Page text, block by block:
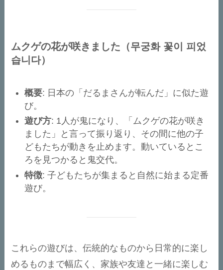
ムクゲの花が咲きました（무궁화 꽃이 피었
습니다）
概要: 日本の「だるまさんが転んだ」に似た遊
び。
遊び方: 1人が鬼になり、「ムクゲの花が咲き
ました」と言って振り返り、その間に他の子
どもたちが動きを止めます。動いているとこ
ろを見つかると鬼交代。
特徴: 子どもたちが集まると自然に始まる定番
遊び。
これらの遊びは、伝統的なものから日常的に楽し
めるものまで幅広く、家族や友達と一緒に楽しむ